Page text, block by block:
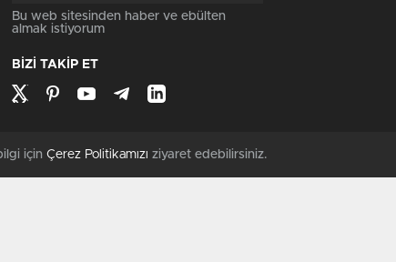
Bu web sitesinden haber ve ebülten
almak istiyorum
BİZİ TAKİP ET
için Çerez Politikamızı ziyaret edebilirsiniz.